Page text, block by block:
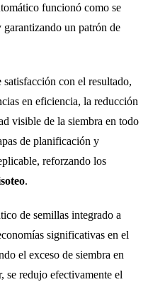
funcionó como se
garantizando un patrón de
con el resultado,
en eficiencia, la reducción
visible de la siembra en todo
de planificación y
reforzando los
.
de semillas integrado a
significativas en el
el exceso de siembra en
se redujo efectivamente el